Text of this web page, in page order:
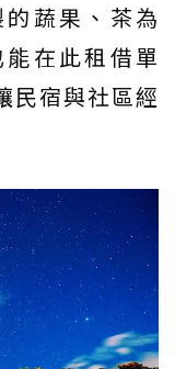
蔬果、茶為
在此租借單
民宿與社區經